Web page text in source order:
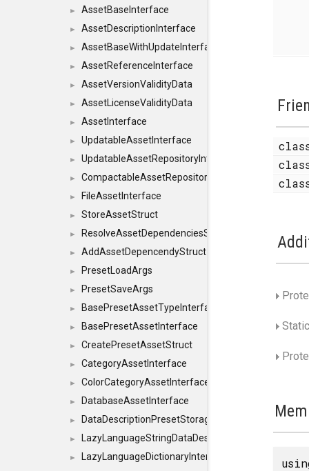
► AssetBaseInterface
► AssetDescriptionInterface
► AssetBaseWithUpdateInterface
► AssetReferenceInterface
► AssetVersionValidityData
► AssetLicenseValidityData
► AssetInterface
► UpdatableAssetInterface
► UpdatableAssetRepositoryInterface
► CompactableAssetRepositoryInterface
► FileAssetInterface
► StoreAssetStruct
► ResolveAssetDependenciesStruct
► AddAssetDepencendyStruct
► PresetLoadArgs
► PresetSaveArgs
► BasePresetAssetTypeInterface
► BasePresetAssetInterface
► CreatePresetAssetStruct
► CategoryAssetInterface
► ColorCategoryAssetInterface
► DatabaseAssetInterface
► DataDescriptionPresetStorageInterface
►
►
LazyLanguageDictionaryInterface